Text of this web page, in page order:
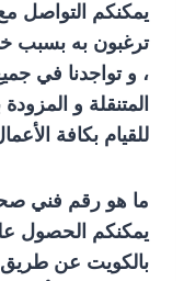
يمكنكم التواصل
، و تواجدنا في
المتنقلة و
للقيام بكافة
ما هو رقم فني
يمكنكم الحصول
بالكويت عن طريق